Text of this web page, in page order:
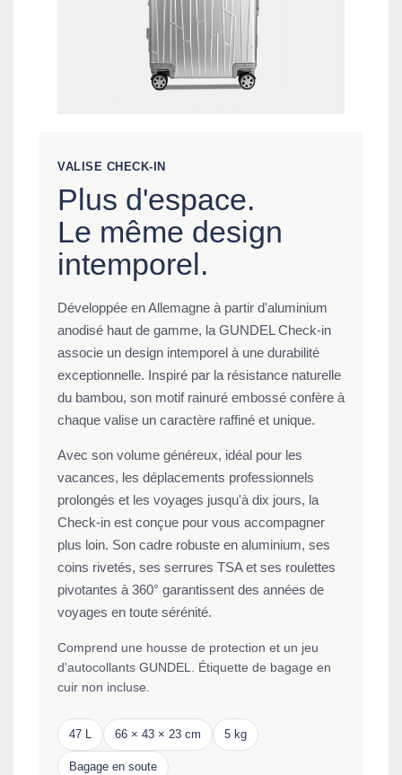
VALISE CHECK-IN
Plus d'espace.
Le même design
intemporel.
Développée en Allemagne à partir d'aluminium
anodisé haut de gamme, la GUNDEL Check-in
associe un design intemporel à une durabilité
exceptionnelle. Inspiré par la résistance naturelle
du bambou, son motif rainuré embossé confère à
chaque valise un caractère raffiné et unique.
Avec son volume généreux, idéal pour les
vacances, les déplacements professionnels
prolongés et les voyages jusqu'à dix jours, la
Check-in est conçue pour vous accompagner
plus loin. Son cadre robuste en aluminium, ses
coins rivetés, ses serrures TSA et ses roulettes
pivotantes à 360° garantissent des années de
voyages en toute sérénité.
Comprend une housse de protection et un jeu
d'autocollants GUNDEL. Étiquette de bagage en
cuir non incluse.
47 L 66 × 43 × 23 cm 5 kg
Bagage en soute